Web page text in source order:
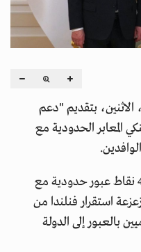
الاثنين، بتقديم "دعم
المعابر الحدودية مع
في الأسبوع الماضي، أغلقت هلسنكي 4 نقاط عبور حدودية مع
استقرار فنلندا من
بالعبور إلى الدولة